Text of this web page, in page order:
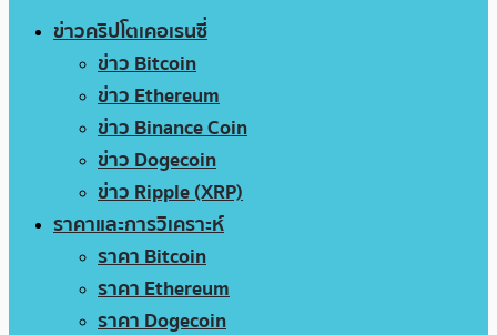
ข่าวคริปโตเคอเรนซี่
ข่าว Bitcoin
ข่าว Ethereum
ข่าว Binance Coin
ข่าว Dogecoin
ข่าว Ripple (XRP)
ราคาและการวิเคราะห์
ราคา Bitcoin
ราคา Ethereum
ราคา Dogecoin